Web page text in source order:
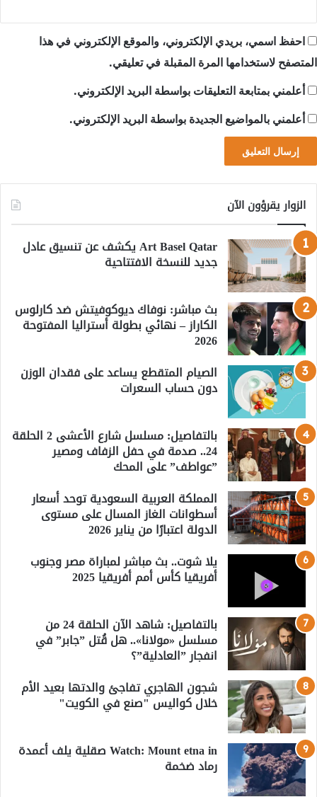
احفظ اسمي، بريدي الإلكتروني، والموقع الإلكتروني في هذا
المتصفح لاستخدامها المرة المقبلة في تعليقي.
أعلمني بمتابعة التعليقات بواسطة البريد الإلكتروني.
أعلمني بالمواضيع الجديدة بواسطة البريد الإلكتروني.
الزوار يقرؤون الآن
Art Basel Qatar يكشف عن تنسيق عادل
جديد للنسخة الافتتاحية
بث مباشر: نوفاك ديوكوفيتش ضد كارلوس
الكاراز – نهائي بطولة أستراليا المفتوحة
2026
الصيام المتقطع يساعد على فقدان الوزن
دون حساب السعرات
بالتفاصيل: مسلسل شارع الأعشى 2 الحلقة
24.. صدمة في حفل الزفاف ومصير
”عواطف” على المحك
المملكة العربية السعودية توحد أسعار
أسطوانات الغاز المسال على مستوى
الدولة اعتبارًا من يناير 2026
يلا شوت.. بث مباشر لمباراة مصر وجنوب
أفريقيا كأس أمم أفريقيا 2025
بالتفاصيل: شاهد الآن الحلقة 24 من
مسلسل «مولانا».. هل قُتل ”جابر” في
انفجار ”العادلية”؟
شجون الهاجري تفاجئ والدتها بعيد الأم
خلال كواليس "صنع في الكويت"
Watch: Mount etna in صقلية يلف أعمدة
رماد ضخمة